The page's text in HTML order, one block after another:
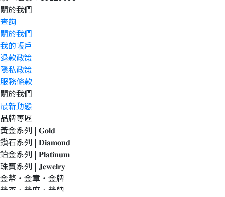
關於我們
查詢
關於我們
我的帳戶
退款政策
隱私政策
服務條款
關於我們
最新動態
品牌專區
黃金系列 | 𝐆𝐨𝐥𝐝
鑽石系列 | 𝐃𝐢𝐚𝐦𝐨𝐧𝐝
鉑金系列 | 𝐏𝐥𝐚𝐭𝐢𝐧𝐮𝐦
珠寶系列 | 𝐉𝐞𝐰𝐞𝐥𝐫𝐲
金幣・金章・金牌
獎盃・獎座・獎牌